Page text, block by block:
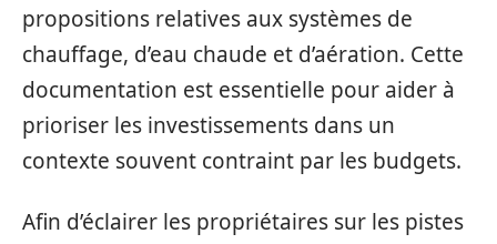
propositions relatives aux systèmes de
chauffage, d’eau chaude et d’aération. Cette
documentation est essentielle pour aider à
prioriser les investissements dans un
contexte souvent contraint par les budgets.
Afin d’éclairer les propriétaires sur les pistes